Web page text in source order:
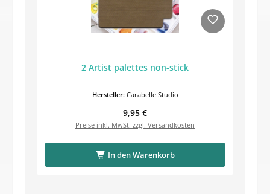
2 Artist palettes non-stick
Hersteller: Carabelle Studio
Regulärer Preis:
9,95 €
Preise inkl. MwSt. zzgl. Versandkosten
In den Warenkorb